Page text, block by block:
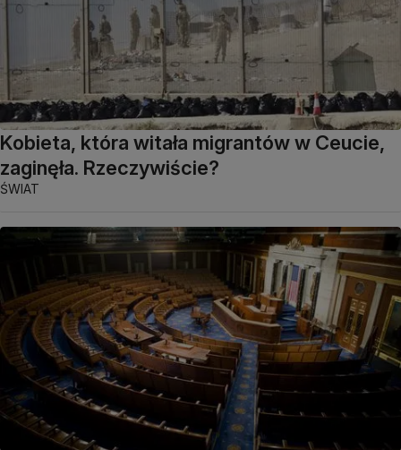
Kobieta, która witała migrantów w Ceucie,
zaginęła. Rzeczywiście?
ŚWIAT